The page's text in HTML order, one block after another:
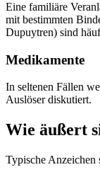
Eine familiäre
mit bestimmten
Dupuytren) sind
Medikamente
In seltenen Fällen
Auslöser diskutiert.
Wie äußert
Typische Anzeichen